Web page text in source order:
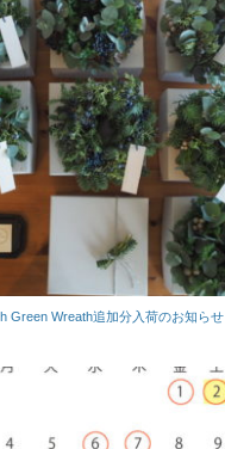
Green Wreath追加分入荷のお知らせ